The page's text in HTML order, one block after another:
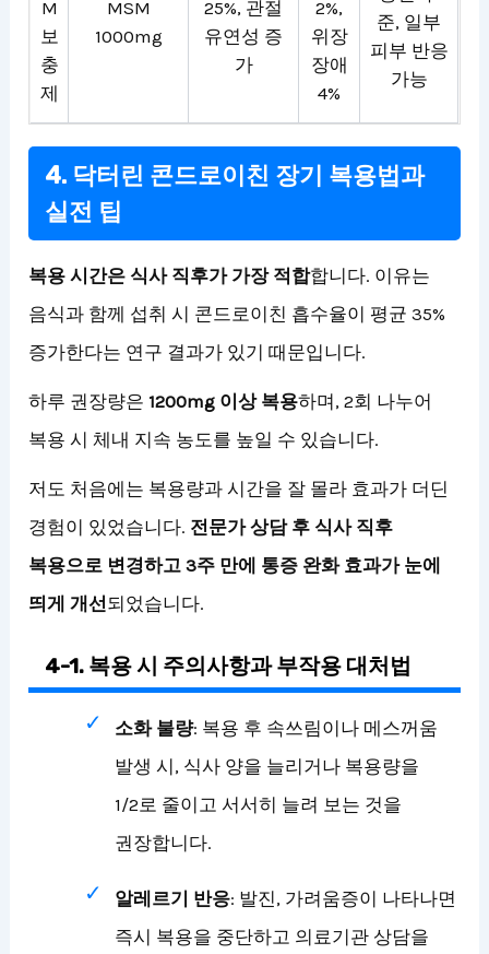
M
보
충
제
MSM
1000mg
25%, 관절
유연성 증
가
2%,
위장
장애
4%
준, 일부
피부 반응
가능
4. 닥터린 콘드로이친 장기 복용법과
실전 팁
복용 시간은 식사 직후가 가장 적합합니다. 이유는
음식과 함께 섭취 시 콘드로이친 흡수율이 평균 35%
증가한다는 연구 결과가 있기 때문입니다.
하루 권장량은 1200mg 이상 복용하며, 2회 나누어
복용 시 체내 지속 농도를 높일 수 있습니다.
저도 처음에는 복용량과 시간을 잘 몰라 효과가 더딘
경험이 있었습니다. 전문가 상담 후 식사 직후
복용으로 변경하고 3주 만에 통증 완화 효과가 눈에
띄게 개선되었습니다.
4-1. 복용 시 주의사항과 부작용 대처법
소화 불량: 복용 후 속쓰림이나 메스꺼움
발생 시, 식사 양을 늘리거나 복용량을
1/2로 줄이고 서서히 늘려 보는 것을
권장합니다.
알레르기 반응: 발진, 가려움증이 나타나면
즉시 복용을 중단하고 의료기관 상담을